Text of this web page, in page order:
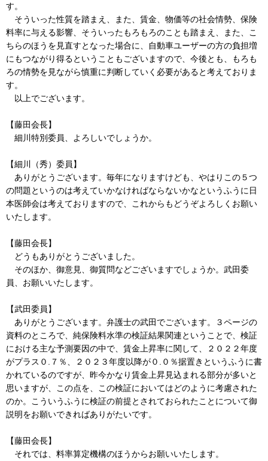
す。
そういった性質を踏まえ、また、賃金、物価等の社会情勢、保険
料率に与える影響、そういったもろもろのことも踏まえ、また、こ
ちらのほうを見直すとなった場合に、自動車ユーザーの方の負担増
にもつながり得るということもございますので、今後とも、もろも
ろの情勢を見ながら慎重に判断していく必要があると考えておりま
す。
以上でございます。
【藤田会長】
細川特別委員、よろしいでしょうか。
【細川（秀）委員】
ありがとうございます。毎年になりますけども、やはりこの５つ
の問題というのは考えていかなければならないかなというふうに日
本医師会は考えておりますので、これからもどうぞよろしくお願い
いたします。
【藤田会長】
どうもありがとうございました。
そのほか、御意見、御質問などございますでしょうか。武田委
員、お願いいたします。
【武田委員】
ありがとうございます。弁護士の武田でございます。３ページの
資料のところで、純保険料水準の検証結果関連ということで、検証
における主な予測要因の中で、賃金上昇率に関して、２０２２年度
がプラス０.７％、２０２３年度以降が０.０％据置きというふうに書
かれているのですが、昨今かなり賃金上昇見込まれる部分が多いと
思いますが、この点を、この検証においてはどのように考慮された
のか。こういうふうに検証の前提とされておられたことについて御
説明をお願いできればありがたいです。
【藤田会長】
それでは、料率算定機構のほうからお願いいたします。